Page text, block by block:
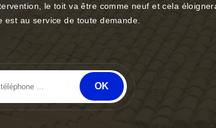
le toit va être comme neuf et cela
est au service de toute demande.